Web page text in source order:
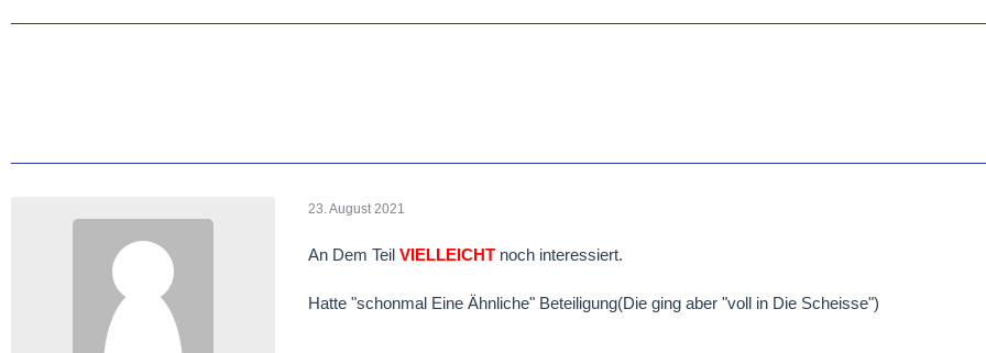
23. August 2021
An Dem Teil VIELLEICHT noch interessiert.
Hatte "schonmal Eine Ähnliche" Beteiligung(Die ging aber "voll in Die Scheisse")